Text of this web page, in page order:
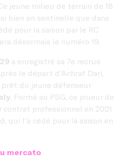
jeune milieu de terrain de 18
bien en sentinelle que dans
pour la saison par le RC
désormais le numéro 19.
a enregistré sa 7e recrue
le départ d'Achraf Dari,
du jeune défenseur
. Formé au PSG, ce joueur de
contrat professionnel en 2021
qui l'a cédé pour la saison en
mercato